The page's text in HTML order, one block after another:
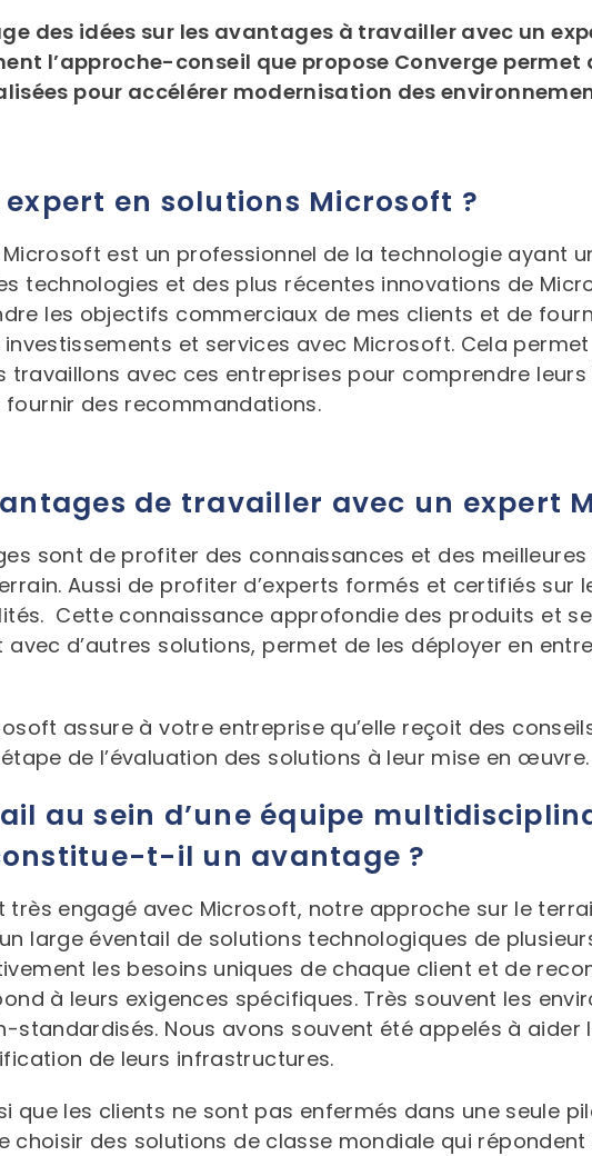
Informatique en périphérie
Foire aux questions
Gouvernement
Commercial
Public
Partenaires
Intel
Dell Technologies
Stockage
Protection des données
Serveurs
Appareils des clients
Lenovo
Compagnie
À propos de nous
Gérance de l’environnement
Carrières
Nouvelles
Service à la clientèle
Pilotes et manuels
Foire aux questions
des idées sur les avantages à travailler avec un
l’approche-conseil que propose Converge permet
pour accélérer modernisation des
expert en solutions Microsoft ?
est un professionnel de la technologie ayant
technologies et des plus récentes innovations de
les objectifs commerciaux de mes clients et de
et services avec Microsoft. Cela
travaillons avec ces entreprises pour comprendre
des recommandations.
de travailler avec un expert
sont de profiter des connaissances et des
Aussi de profiter d’experts formés et certifiés sur
Cette connaissance approfondie des produits et
d’autres solutions, permet de les déployer en
assure à votre entreprise qu’elle reçoit des
de l’évaluation des solutions à leur mise en œuvre.
au sein d’une équipe
t-il un avantage ?
très engagé avec Microsoft, notre approche sur le
large éventail de solutions technologiques de
les besoins uniques de chaque client et de
à leurs exigences spécifiques. Très souvent les
standardisés. Nous avons souvent été appelés à aider
de leurs infrastructures.
que les clients ne sont pas enfermés dans une seule
choisir des solutions de classe mondiale qui répondent